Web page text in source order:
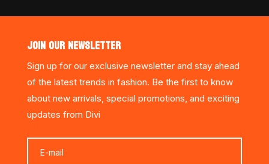
JOIN OUR NEWSLETTER
Sign up for our exclusive newsletter and stay ahead
of the latest trends in fashion. Be the first to know
about new arrivals, special promotions, and exciting
updates from Divi